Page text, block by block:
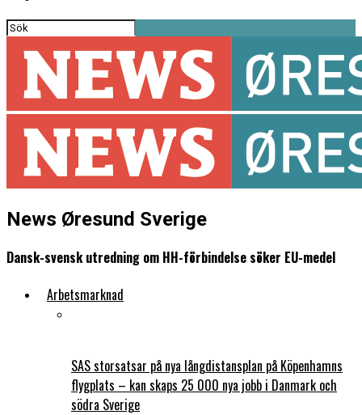
News Øresund Sverige
Dansk-svensk utredning om HH-förbindelse söker EU-medel
Arbetsmarknad
SAS storsatsar på nya långdistansplan på Köpenhamns
flygplats – kan skaps 25 000 nya jobb i Danmark och
södra Sverige